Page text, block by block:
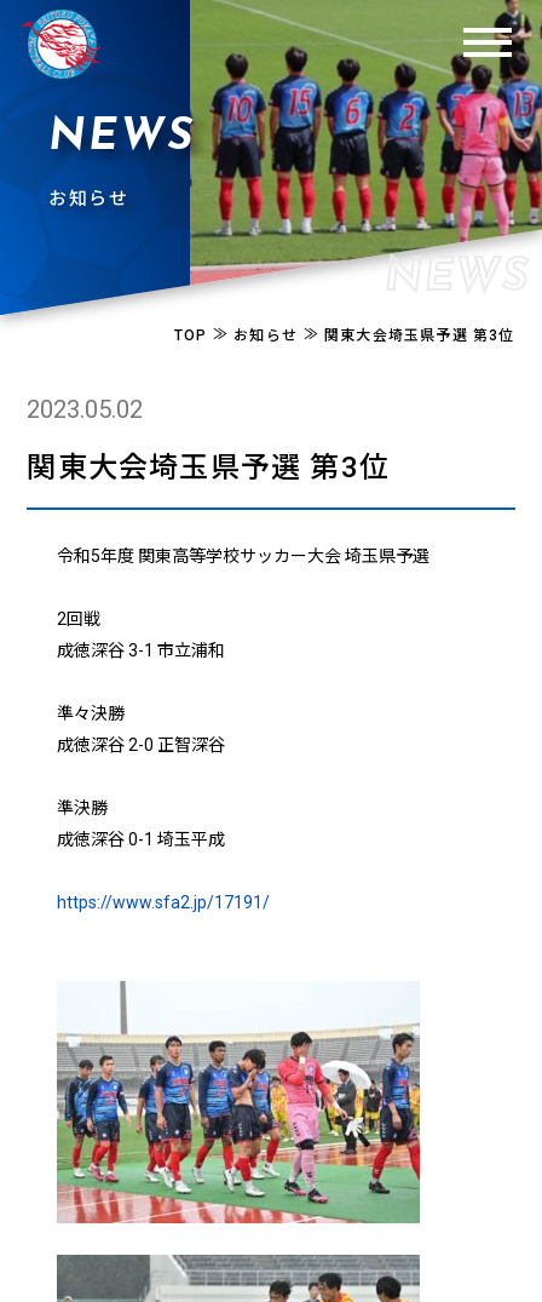
NEWS
お知らせ
TOP ≫ お知らせ ≫ 関東大会埼玉県予選 第3位
2023.05.02
関東大会埼玉県予選 第3位
令和5年度 関東高等学校サッカー大会 埼玉県予選
2回戦
成徳深谷 3-1 市立浦和
準々決勝
成徳深谷 2-0 正智深谷
準決勝
成徳深谷 0-1 埼玉平成
https://www.sfa2.jp/17191/